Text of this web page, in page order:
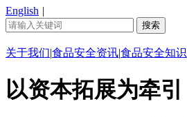
English |
关于我们|食品安全资讯|食品安全知识
以资本拓展为牵引